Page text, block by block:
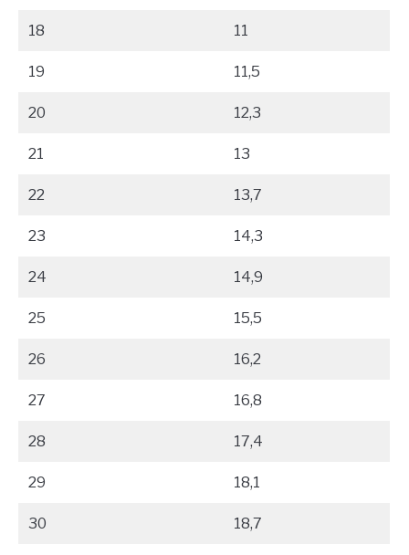
18 11
19 11,5
20 12,3
21 13
22 13,7
23 14,3
24 14,9
25 15,5
26 16,2
27 16,8
28 17,4
29 18,1
30 18,7